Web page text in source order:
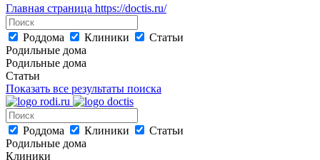
Главная страница https://doctis.ru/
Роддома Клиники
Статьи
Родильные дома
Родильные дома
Статьи
Показать все результаты поиска
Роддома Клиники
Статьи
Родильные дома
Клиники